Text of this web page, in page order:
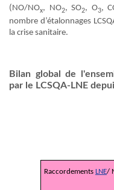
(NO/NOx, NO2, SO2, O3,
nombre d’étalonnages
la crise sanitaire.
Bilan global de
par le LCSQA-LNE
Raccordements LNE/